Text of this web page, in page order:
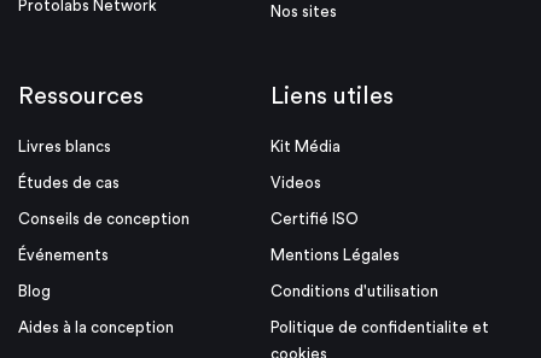
Protolabs Network Nos sites
Ressources
Livres blancs
Études de cas
Conseils de conception
Événements
Blog
Aides à la conception
Liens utiles
Kit Média
Videos
Certifié ISO
Mentions Légales
Conditions d'utilisation
Politique de confidentialite et
cookies